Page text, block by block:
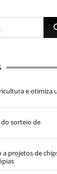
e otimiza
sorteio de
projetos de